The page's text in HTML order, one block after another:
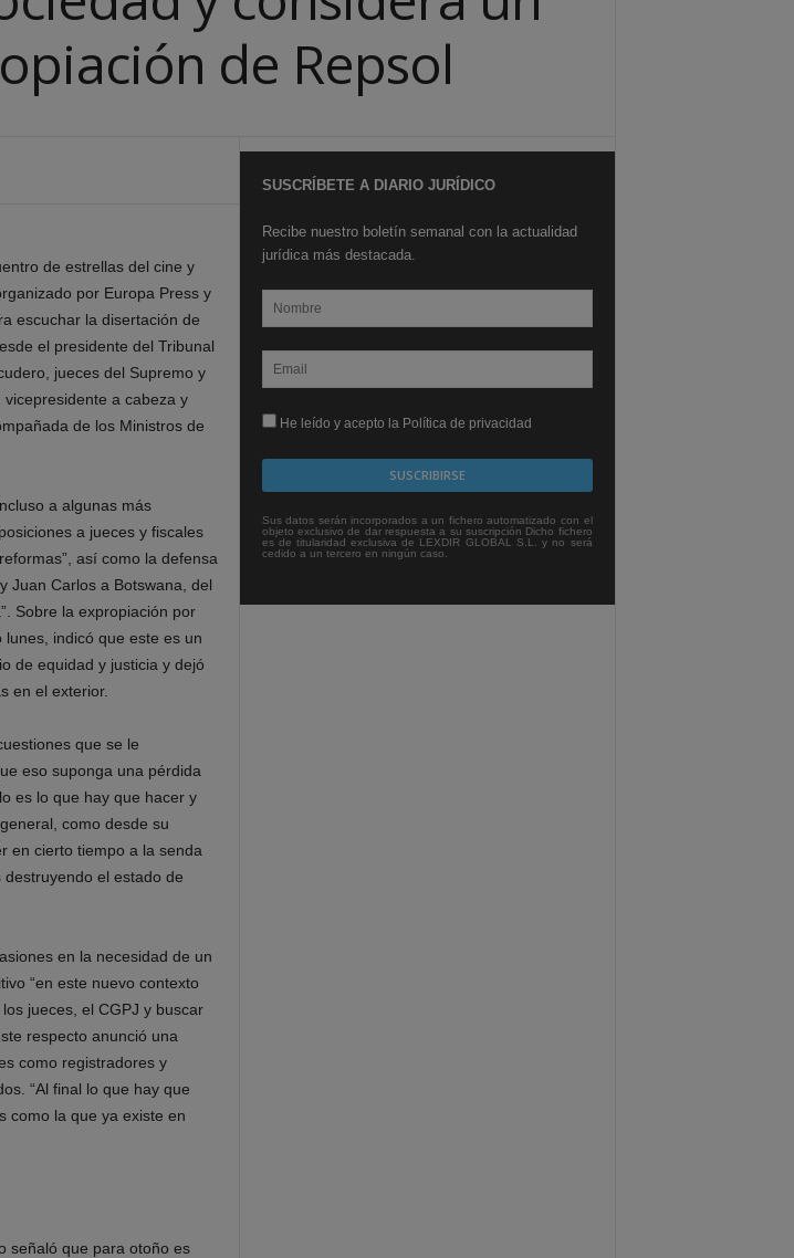
de Repsol
de estrellas del cine y
por Europa Press y
escuchar la disertación de
el presidente del Tribunal
jueces del Supremo y
a cabeza y
de los Ministros de
a algunas más
a jueces y fiscales
así como la defensa
Juan Carlos a Botswana, del
Sobre la expropiación por
indicó que este es un
de equidad y justicia y dejó
en el exterior.
que se le
eso suponga una pérdida
es lo que hay que hacer y
como desde su
en cierto tiempo a la senda
el estado de
en la necesidad de un
“en este nuevo contexto
jueces, el CGPJ y buscar
respecto anunció una
como registradores y
“Al final lo que hay que
como la que ya existe en
señaló que para otoño es
SUSCRÍBETE A DIARIO JURÍDICO
Recibe nuestro boletín semanal con la actualidad
jurídica más destacada.
He leído y acepto la Política de privacidad
Sus datos serán incorporados a un fichero automatizado con el
objeto exclusivo de dar respuesta a su suscripción Dicho fichero
es de titularidad exclusiva de LEXDIR GLOBAL S.L. y no será
cedido a un tercero en ningún caso.